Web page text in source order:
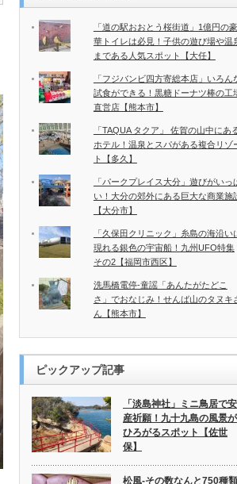
「道の駅おおとう桜街道」1億円の豪
華トイレは必見！子供の遊び場や温
まである人気スポット【大任】
「フジバンビ四方寄総本店」いろん
試食ができる！黒糖ドーナツ棒の工
直営店【熊本市】
「TAQUA タクア」 佐賀の山中にあ
ホテル！温泉とスパがある複合リゾ
ト【多久】
「パークプレイス大分」遊びがいっ
い！大分の郊外にある巨大な商業施
【大分市】
「久保田クリニック」糸島の海沿い
現れる銀色の宇宙船！九州UFO特集
その2【福岡市西区】
洗馬橋電停-童謡「あんたがたどこ
さ」でおなじみ！せんば山のタヌキ
ん【熊本市】
ピックアップ記事
「淡島神社」ミニ鳥居で安
産祈願！九十九島の風景が
ひろがるスポット【佐世
保】
松風-その数なんと750種類